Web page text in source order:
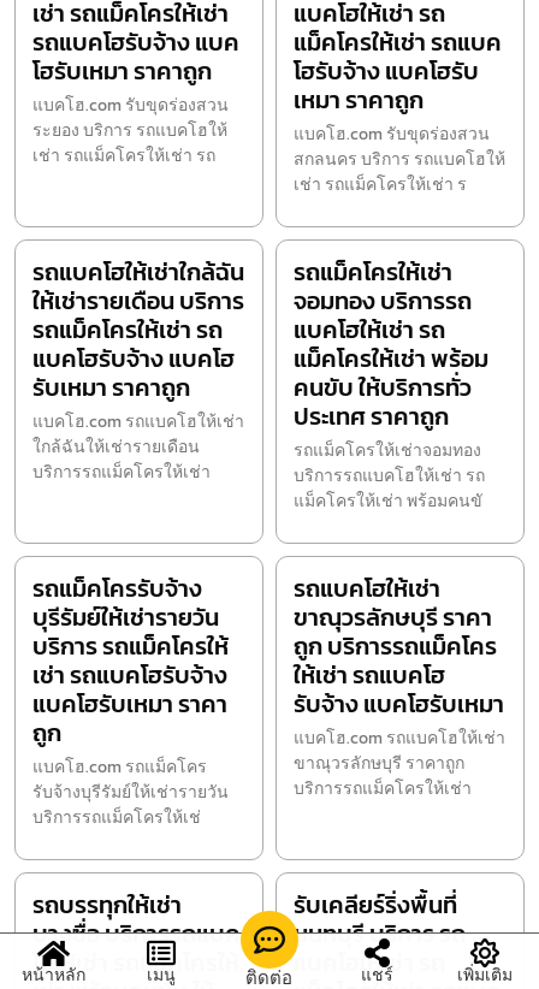
เช่า รถแม็คโครให้เช่า
รถแบคโฮรับจ้าง แบค
โฮรับเหมา ราคาถูก
แบคโฮ.com รับขุดร่องสวน
ระยอง บริการ รถแบคโฮให้
เช่า รถแม็คโครให้เช่า รถ
แบคโฮให้เช่า รถ
แม็คโครให้เช่า รถแบค
โฮรับจ้าง แบคโฮรับ
เหมา ราคาถูก
แบคโฮ.com รับขุดร่องสวน
สกลนคร บริการ รถแบคโฮให้
เช่า รถแม็คโครให้เช่า ร
รถแบคโฮให้เช่าใกล้ฉัน
ให้เช่ารายเดือน บริการ
รถแม็คโครให้เช่า รถ
แบคโฮรับจ้าง แบคโฮ
รับเหมา ราคาถูก
แบคโฮ.com รถแบคโฮให้เช่า
ใกล้ฉันให้เช่ารายเดือน
บริการรถแม็คโครให้เช่า
รถแม็คโครให้เช่า
จอมทอง บริการรถ
แบคโฮให้เช่า รถ
แม็คโครให้เช่า พร้อม
คนขับ ให้บริการทั่ว
ประเทศ ราคาถูก
รถแม็คโครให้เช่าจอมทอง
บริการรถแบคโฮให้เช่า รถ
แม็คโครให้เช่า พร้อมคนขั
รถแม็คโครรับจ้าง
บุรีรัมย์ให้เช่ารายวัน
บริการ รถแม็คโครให้
เช่า รถแบคโฮรับจ้าง
แบคโฮรับเหมา ราคา
ถูก
แบคโฮ.com รถแม็คโคร
รับจ้างบุรีรัมย์ให้เช่ารายวัน
บริการรถแม็คโครให้เช่
รถแบคโฮให้เช่า
ขาณุวรลักษบุรี ราคา
ถูก บริการรถแม็คโคร
ให้เช่า รถแบคโฮ
รับจ้าง แบคโฮรับเหมา
แบคโฮ.com รถแบคโฮให้เช่า
ขาณุวรลักษบุรี ราคาถูก
บริการรถแม็คโครให้เช่า
รถบรรทุกให้เช่า
บางซื่อ บริการรถแบค
โฮให้เช่า รถแม็คโครให้
รับเคลียร์ริ่งพื้นที่
นนทบุรี บริการ รถ
แบคโฮให้เช่า รถ
หน้าหลัก เมนู ติดต่อ แชร์ เพิ่มเติม